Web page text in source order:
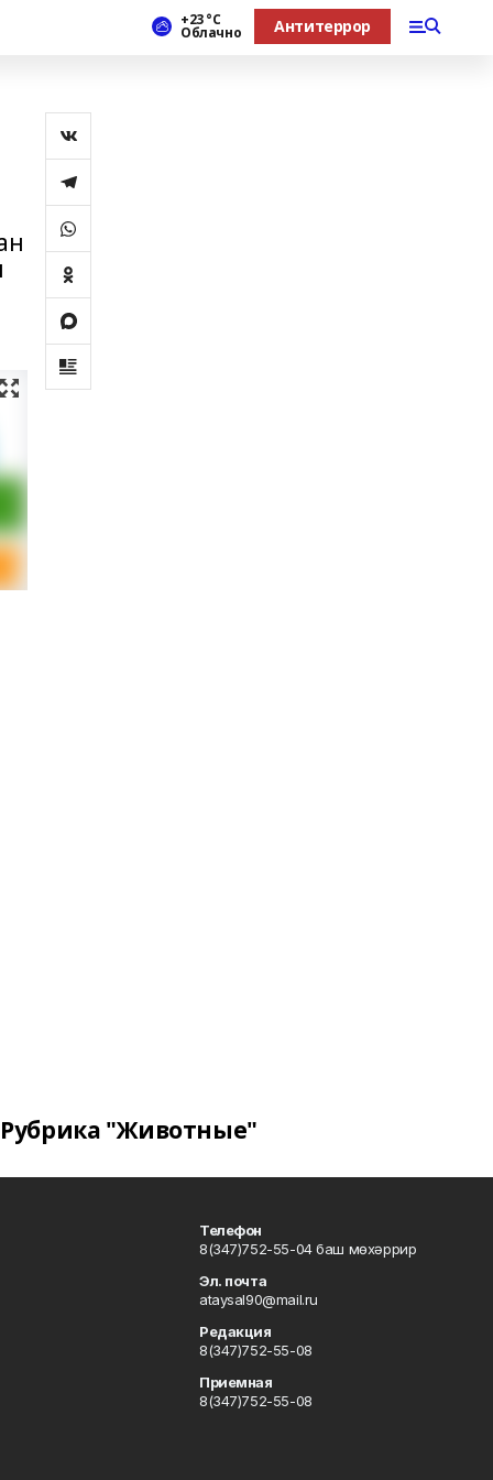
+23 °С
Облачно Антитеррор
Рубрика "Животные"
Телефон
8(347)752-55-04 баш мөхәррир
Эл. почта
ataysal90@mail.ru
Редакция
8(347)752-55-08
Приемная
8(347)752-55-08